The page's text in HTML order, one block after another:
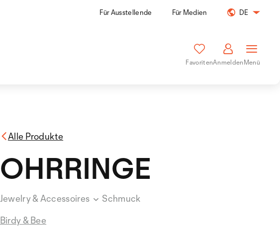
Für Ausstellende Für Medien DE
FavoritenAnmeldenMenü
Alle Produkte
OHRRINGE
Jewelry & Accessoires
Schmuck
Birdy & Bee